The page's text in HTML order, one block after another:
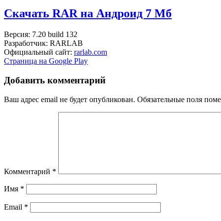
Скачать RAR на Андроид 7 Мб
Версия: 7.20 build 132
Разработчик: RARLAB
Официальный сайт: rarlab.com
Страница на Google Play
Добавить комментарий
Ваш адрес email не будет опубликован. Обязательные поля
Комментарий *
Имя *
Email *